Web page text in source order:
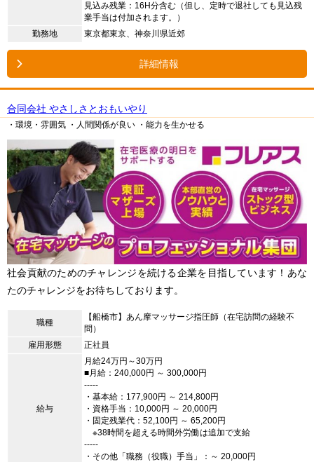
見込み残業：16H分含む（但し、定時で退社しても見込残
業手当は付加されます。）
勤務地
東京都東京、神奈川県近郊
詳細情報
合同会社 やさしさとおもいやり
・環境・雰囲気 ・人間関係が良い ・能力を生かせる
社会貢献のためのチャレンジを続ける企業を目指しています！あな
たのチャレンジをお待ちしております。
職種
【船橋市】あん摩マッサージ指圧師（在宅訪問の経験不
問）
雇用形態
正社員
給与
月給24万円～30万円
■月給：240,000円 ～ 300,000円
-----
・基本給：177,900円 ～ 214,800円
・資格手当：10,000円 ～ 20,000円
・固定残業代：52,100円 ～ 65,200円
※38時間を超える時間外労働は追加で支給
-----
・その他「職務（役職）手当」：～ 20,000円